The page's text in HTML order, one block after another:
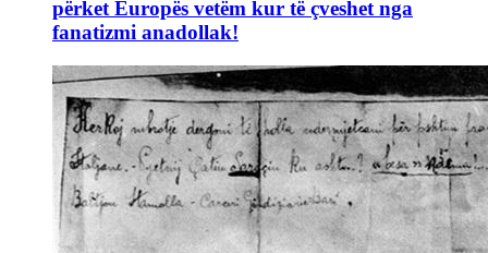
përket Europës vetëm kur të çveshet nga
fanatizmi anadollak!